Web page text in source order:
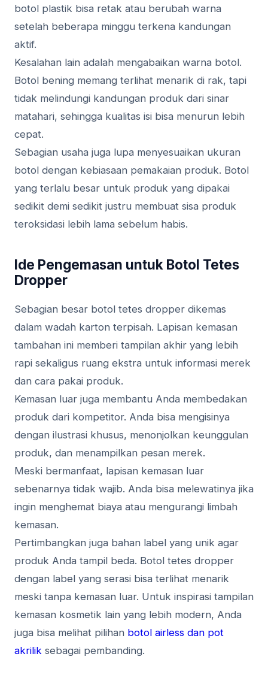
botol plastik bisa retak atau berubah warna
setelah beberapa minggu terkena kandungan
aktif.
Kesalahan lain adalah mengabaikan warna botol.
Botol bening memang terlihat menarik di rak, tapi
tidak melindungi kandungan produk dari sinar
matahari, sehingga kualitas isi bisa menurun lebih
cepat.
Sebagian usaha juga lupa menyesuaikan ukuran
botol dengan kebiasaan pemakaian produk. Botol
yang terlalu besar untuk produk yang dipakai
sedikit demi sedikit justru membuat sisa produk
teroksidasi lebih lama sebelum habis.
Ide Pengemasan untuk Botol Tetes
Dropper
Sebagian besar botol tetes dropper dikemas
dalam wadah karton terpisah. Lapisan kemasan
tambahan ini memberi tampilan akhir yang lebih
rapi sekaligus ruang ekstra untuk informasi merek
dan cara pakai produk.
Kemasan luar juga membantu Anda membedakan
produk dari kompetitor. Anda bisa mengisinya
dengan ilustrasi khusus, menonjolkan keunggulan
produk, dan menampilkan pesan merek.
Meski bermanfaat, lapisan kemasan luar
sebenarnya tidak wajib. Anda bisa melewatinya jika
ingin menghemat biaya atau mengurangi limbah
kemasan.
Pertimbangkan juga bahan label yang unik agar
produk Anda tampil beda. Botol tetes dropper
dengan label yang serasi bisa terlihat menarik
meski tanpa kemasan luar. Untuk inspirasi tampilan
kemasan kosmetik lain yang lebih modern, Anda
juga bisa melihat pilihan botol airless dan pot
akrilik sebagai pembanding.